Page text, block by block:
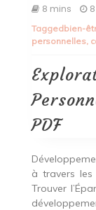
8 mins
Taggedbien-
personnelles,
PDF
à travers les
Trouver